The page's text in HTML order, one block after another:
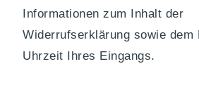
Informationen zum Inhalt der
Widerrufserklärung sowie dem
Uhrzeit Ihres Eingangs.